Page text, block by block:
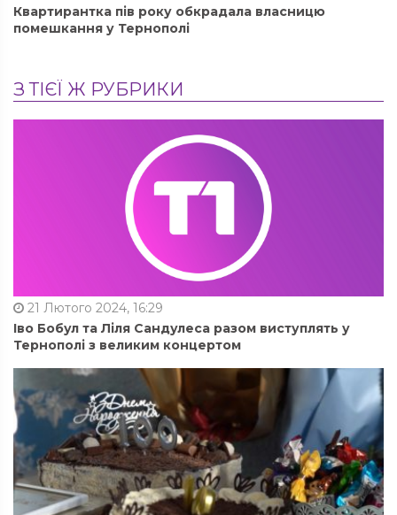
Квартирантка пів року обкрадала власницю
помешкання у Тернополі
З ТІЄЇ Ж РУБРИКИ
21 Лютого 2024, 16:29
Іво Бобул та Ліля Сандулеса разом виступлять у
Тернополі з великим концертом